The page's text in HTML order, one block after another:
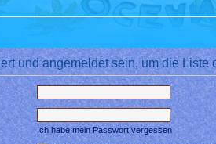
und angemeldet sein, um die Liste
Ich habe mein Passwort vergessen